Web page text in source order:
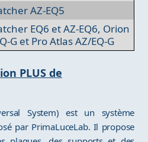
AZ-EQ5
EQ6 et AZ-EQ6, Orion
G et Pro Atlas AZ/EQ-G
PLUS de
System) est un système
par PrimaLuceLab. Il propose